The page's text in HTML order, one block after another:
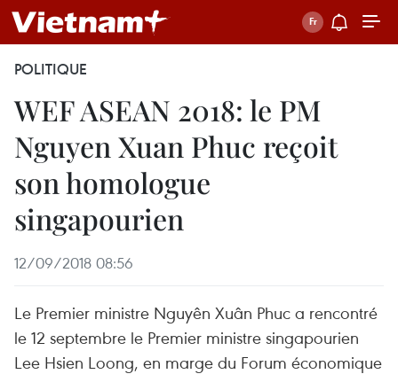
POLITIQUE
WEF ASEAN 2018: le PM
Nguyen Xuan Phuc reçoit
son homologue
singapourien
12/09/2018 08:56
Le Premier ministre Nguyên Xuân Phuc a rencontré
le 12 septembre le Premier ministre singapourien
Lee Hsien Loong, en marge du Forum économique